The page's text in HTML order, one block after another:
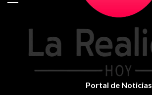
Portal de Noticias